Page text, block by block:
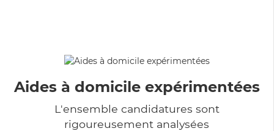
Aides à domicile expérimentées
L'ensemble candidatures sont
rigoureusement analysées